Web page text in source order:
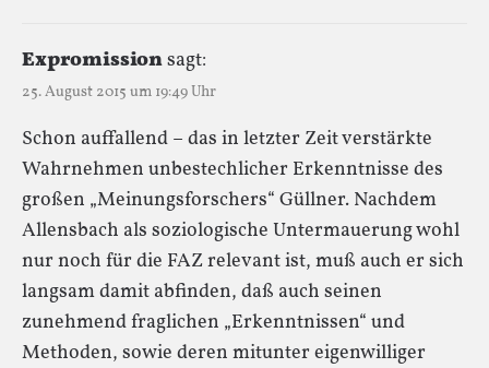
Expromissionsagt:
25. August 2015 um 19:49 Uhr
Schon auffallend – das in letzter Zeit verstärkte
Wahrnehmen unbestechlicher Erkenntnisse des
großen „Meinungsforschers“ Güllner. Nachdem
Allensbach als soziologische Untermauerung wohl
nur noch für die FAZ relevant ist, muß auch er sich
langsam damit abfinden, daß auch seinen
zunehmend fraglichen „Erkenntnissen“ und
Methoden, sowie deren mitunter eigenwilliger